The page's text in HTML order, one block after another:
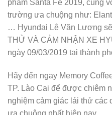
phẩm Santa Fe 2019, cùng
trường ưa chuộng như:
… Hyundai Lê Văn Lương
THỬ VÀ CẢM NHẬN XE
ngày 09/03/2019 tại thành
Hãy đến ngay Memory
TP. Lào Cai để được chiêm
nghiệm cảm giác lái thử